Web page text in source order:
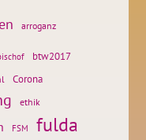
arroganz
btw2017
Corona
ethik
FSM fulda